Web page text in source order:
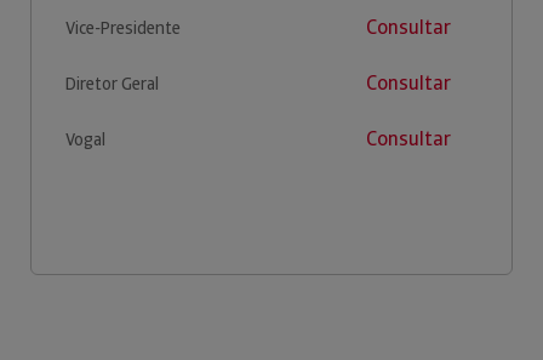
Vice-Presidente Consultar
Diretor Geral Consultar
Vogal Consultar